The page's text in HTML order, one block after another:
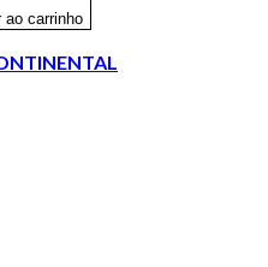
ao carrinho